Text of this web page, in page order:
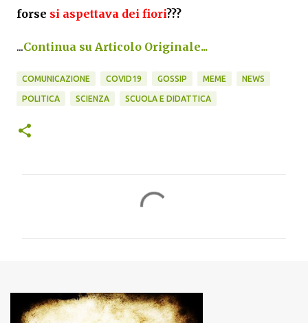
forse si aspettava dei fiori???
...Continua su Articolo Originale...
COMUNICAZIONE COVID19 GOSSIP MEME NEWS
POLITICA SCIENZA SCUOLA E DIDATTICA
n
t